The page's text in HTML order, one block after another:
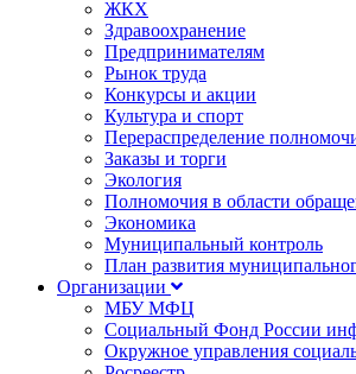
ЖКХ
Здравоохранение
Предпринимателям
Рынок труда
Конкурсы и акции
Культура и спорт
Перераспределение
Заказы и торги
Экология
Полномочия в области
Экономика
Муниципальный контроль
План развития
Организации
МБУ МФЦ
Социальный Фонд России
Окружное управления